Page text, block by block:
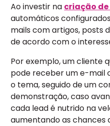
Ao investir na criação
automáticos
mails com artigos, posts
de acordo com o
Por exemplo, um cliente
pode receber um e-mail
o tema, seguido de um
demonstração, caso
cada lead é nutrido na
aumentando as chances